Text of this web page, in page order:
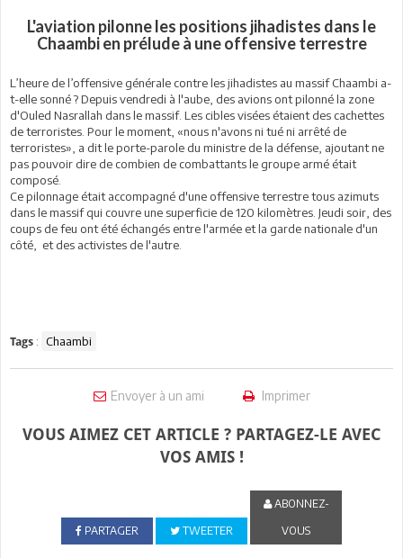
L'aviation pilonne les positions jihadistes dans le
Chaambi en prélude à une offensive terrestre
L’heure de l’offensive générale contre les jihadistes au massif Chaambi a-
t-elle sonné ? Depuis vendredi à l'aube, des avions ont pilonné la zone
d'Ouled Nasrallah dans le massif. Les cibles visées étaient des cachettes
de terroristes. Pour le moment, «nous n'avons ni tué ni arrêté de
terroristes», a dit le porte-parole du ministre de la défense, ajoutant ne
pas pouvoir dire de combien de combattants le groupe armé était
composé.
Ce pilonnage était accompagné d'une offensive terrestre tous azimuts
dans le massif qui couvre une superficie de 120 kilomètres. Jeudi soir, des
coups de feu ont été échangés entre l'armée et la garde nationale d'un
côté, et des activistes de l'autre.
Tags : Chaambi
Envoyer à un ami Imprimer
VOUS AIMEZ CET ARTICLE ? PARTAGEZ-LE AVEC
VOS AMIS !
PARTAGER TWEETER
ABONNEZ-
VOUS